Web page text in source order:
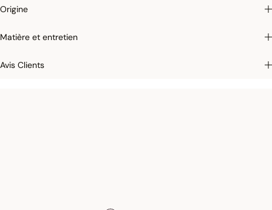
assurer une similitude parfaite avec le produit vendu, notamment en ce qui
Origine
Matière et entretien
Avis Clients